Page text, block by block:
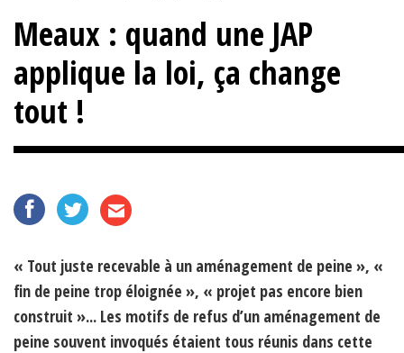
Meaux : quand une JAP
applique la loi, ça change
tout !
« Tout juste recevable à un aménagement de peine », «
fin de peine trop éloignée », « projet pas encore bien
construit »... Les motifs de refus d’un aménagement de
peine souvent invoqués étaient tous réunis dans cette